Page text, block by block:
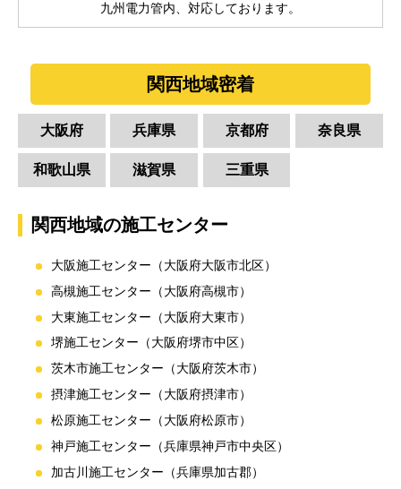
九州電力管内、対応しております。
関西地域密着
大阪府 兵庫県 京都府 奈良県
和歌山県 滋賀県 三重県
関西地域の施工センター
大阪施工センター（大阪府大阪市北区）
高槻施工センター（大阪府高槻市）
大東施工センター（大阪府大東市）
堺施工センター（大阪府堺市中区）
茨木市施工センター（大阪府茨木市）
摂津施工センター（大阪府摂津市）
松原施工センター（大阪府松原市）
神戸施工センター（兵庫県神戸市中央区）
加古川施工センター（兵庫県加古郡）